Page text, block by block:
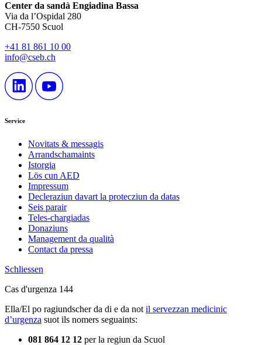
Center da sandà Engiadina Bassa
Via da l’Ospidal 280
CH-7550 Scuol
+41 81 861 10 00
info@cseb.ch
Service
Novitats & messagis
Arrandschamaints
Istorgia
Lös cun AED
Impressum
Decleraziun davart la protecziun da datas
Seis parair
Teles-chargiadas
Donaziuns
Management da qualità
Contact da pressa
Schliessen
Cas d'urgenza 144
Ella/El po ragiundscher da di e da not il servezzan medicinic
d’urgenza suot ils nomers seguaints:
081 864 12 12 per la regiun da Scuol